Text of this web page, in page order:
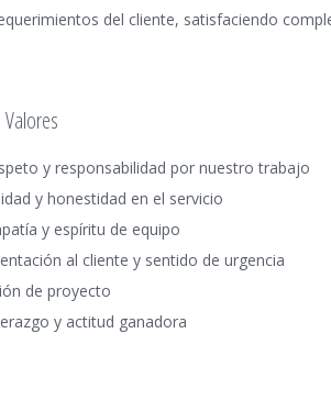
del cliente, satisfaciendo
y responsabilidad por nuestro trabajo
y honestidad en el servicio
y espíritu de equipo
al cliente y sentido de urgencia
de proyecto
y actitud ganadora